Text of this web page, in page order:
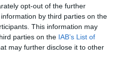
opt-out of the further
by third parties on the
This information may
parties on the IAB’s List of
may further disclose it to other
3ª
DIVISÃO
CAMP
FEMININO
TAÇAS
DIVERSAS